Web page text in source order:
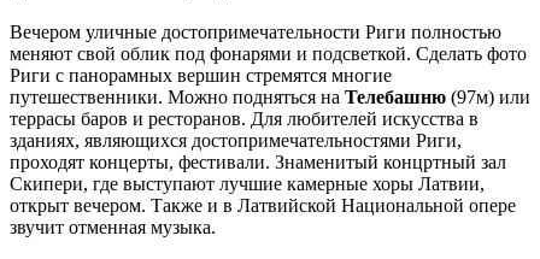
Вечером уличные достопримечательности Риги полностью
меняют свой облик под фонарями и подсветкой. Сделать фото
Риги с панорамных вершин стремятся многие
путешественники. Можно подняться на Телебашню (97м) или
террасы баров и ресторанов. Для любителей искусства в
зданиях, являющихся достопримечательностями Риги,
проходят концерты, фестивали. Знаменитый концртный зал
Скипери, где выступают лучшие камерные хоры Латвии,
открыт вечером. Также и в Латвийской Национальной опере
звучит отменная музыка.